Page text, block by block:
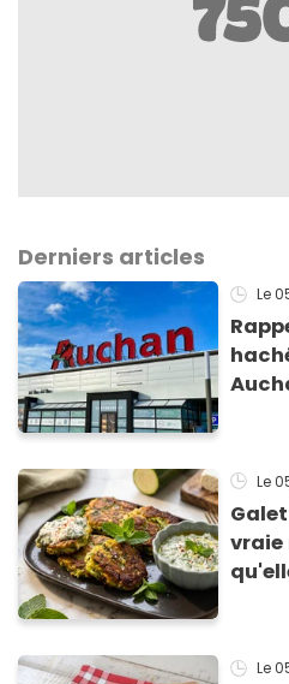
Derniers articles
Le
Le
vraie
Le